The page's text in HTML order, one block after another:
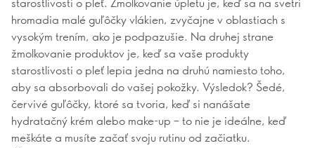
hromadia malé guľôčky vlákien, zvyčajne v oblastiach s
vysokým trením, ako je podpazušie. Na druhej strane
žmolkovanie produktov je, keď sa vaše produkty
starostlivosti o pleť lepia jedna na druhú namiesto toho,
aby sa absorbovali do vašej pokožky. Výsledok? Šedé,
červivé guľôčky, ktoré sa tvoria, keď si nanášate
hydratačný krém alebo make-up – to nie je ideálne, keď
meškáte a musíte začať svoju rutinu od začiatku.